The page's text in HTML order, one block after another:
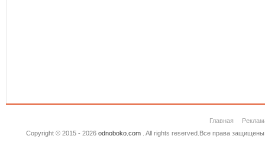
Главная
Copyright © 2015 - 2026 odnoboko.com. All rights reserved.Все права защищены.